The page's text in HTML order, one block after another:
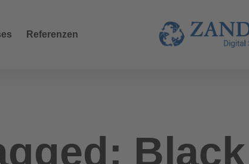
Referenzen